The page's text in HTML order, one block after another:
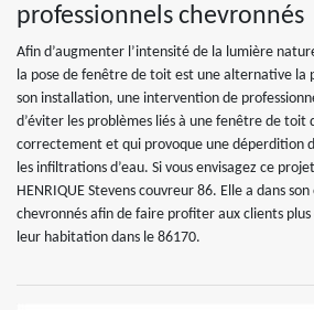
professionnels chevronnés
Afin d’augmenter l’intensité de la lumière
la pose de fenêtre de toit est une alternative la
son installation, une intervention de
d’éviter les problèmes liés à une fenêtre de toit
correctement et qui provoque une déperdition
les infiltrations d’eau. Si vous envisagez ce
HENRIQUE Stevens couvreur 86. Elle a dans
chevronnés afin de faire profiter aux clients
leur habitation dans le 86170.